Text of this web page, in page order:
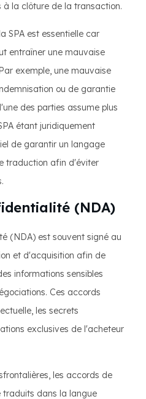
à la clôture de la transaction.
SPA est essentielle car
entraîner une mauvaise
exemple, une mauvaise
ou de garantie
des parties assume plus
étant juridiquement
de garantir un langage
traduction afin d'éviter
(NDA)
(NDA) est souvent signé au
et d'acquisition afin de
informations sensibles
Ces accords
les secrets
exclusives de l'acheteur
les accords de
dans la langue